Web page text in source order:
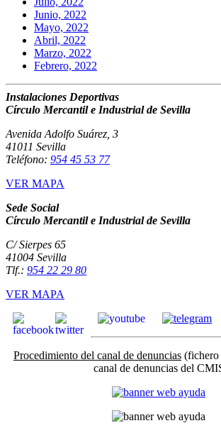
Junio, 2022
Mayo, 2022
Abril, 2022
Marzo, 2022
Febrero, 2022
Instalaciones Deportivas
Círculo Mercantil e Industrial de Sevilla
Avenida Adolfo Suárez, 3
41011 Sevilla
Teléfono: 954 45 53 77
VER MAPA
Sede Social
Círculo Mercantil e Industrial de Sevilla
C/ Sierpes 65
41004 Sevilla
Tlf.: 954 22 29 80
VER MAPA
Procedimiento del canal de denuncias
canal de denuncias del